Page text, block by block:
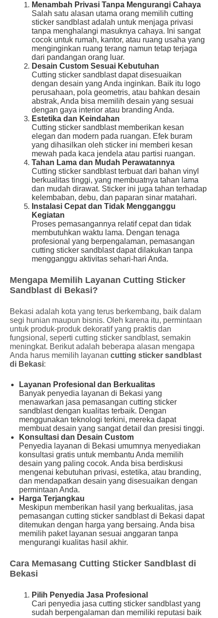
Menambah Privasi Tanpa Mengurangi Cahaya
Salah satu alasan utama orang memilih cutting
sticker sandblast adalah untuk menjaga privasi
tanpa menghalangi masuknya cahaya. Ini sangat
cocok untuk rumah, kantor, atau ruang usaha yang
menginginkan ruang terang namun tetap terjaga
dari pandangan orang luar.
Desain Custom Sesuai Kebutuhan
Cutting sticker sandblast dapat disesuaikan
dengan desain yang Anda inginkan. Baik itu logo
perusahaan, pola geometris, atau bahkan desain
abstrak, Anda bisa memilih desain yang sesuai
dengan gaya interior atau branding Anda.
Estetika dan Keindahan
Cutting sticker sandblast memberikan kesan
elegan dan modern pada ruangan. Efek buram
yang dihasilkan oleh sticker ini memberi kesan
mewah pada kaca jendela atau partisi ruangan.
Tahan Lama dan Mudah Perawatannya
Cutting sticker sandblast terbuat dari bahan vinyl
berkualitas tinggi, yang membuatnya tahan lama
dan mudah dirawat. Sticker ini juga tahan terhadap
kelembaban, debu, dan paparan sinar matahari.
Instalasi Cepat dan Tidak Mengganggu
Kegiatan
Proses pemasangannya relatif cepat dan tidak
membutuhkan waktu lama. Dengan tenaga
profesional yang berpengalaman, pemasangan
cutting sticker sandblast dapat dilakukan tanpa
mengganggu aktivitas sehari-hari Anda.
Mengapa Memilih Layanan Cutting Sticker
Sandblast di Bekasi?
Bekasi adalah kota yang terus berkembang, baik dalam
segi hunian maupun bisnis. Oleh karena itu, permintaan
untuk produk-produk dekoratif yang praktis dan
fungsional, seperti cutting sticker sandblast, semakin
meningkat. Berikut adalah beberapa alasan mengapa
Anda harus memilih layanan cutting sticker sandblast
di Bekasi:
Layanan Profesional dan Berkualitas
Banyak penyedia layanan di Bekasi yang
menawarkan jasa pemasangan cutting sticker
sandblast dengan kualitas terbaik. Dengan
menggunakan teknologi terkini, mereka dapat
membuat desain yang sangat detail dan presisi tinggi.
Konsultasi dan Desain Custom
Penyedia layanan di Bekasi umumnya menyediakan
konsultasi gratis untuk membantu Anda memilih
desain yang paling cocok. Anda bisa berdiskusi
mengenai kebutuhan privasi, estetika, atau branding,
dan mendapatkan desain yang disesuaikan dengan
permintaan Anda.
Harga Terjangkau
Meskipun memberikan hasil yang berkualitas, jasa
pemasangan cutting sticker sandblast di Bekasi dapat
ditemukan dengan harga yang bersaing. Anda bisa
memilih paket layanan sesuai anggaran tanpa
mengurangi kualitas hasil akhir.
Cara Memasang Cutting Sticker Sandblast di
Bekasi
Pilih Penyedia Jasa Profesional
Cari penyedia jasa cutting sticker sandblast yang
sudah berpengalaman dan memiliki reputasi baik